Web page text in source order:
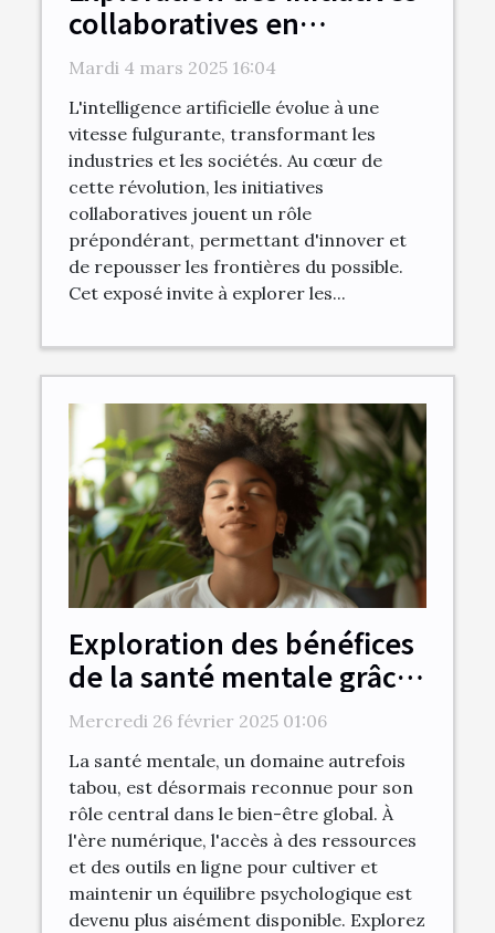
collaboratives en
intelligence artificielle
Mardi 4 mars 2025 16:04
L'intelligence artificielle évolue à une
vitesse fulgurante, transformant les
industries et les sociétés. Au cœur de
cette révolution, les initiatives
collaboratives jouent un rôle
prépondérant, permettant d'innover et
de repousser les frontières du possible.
Cet exposé invite à explorer les...
Exploration des bénéfices
de la santé mentale grâce
à des initiatives en ligne
Mercredi 26 février 2025 01:06
La santé mentale, un domaine autrefois
tabou, est désormais reconnue pour son
rôle central dans le bien-être global. À
l'ère numérique, l'accès à des ressources
et des outils en ligne pour cultiver et
maintenir un équilibre psychologique est
devenu plus aisément disponible. Explorez